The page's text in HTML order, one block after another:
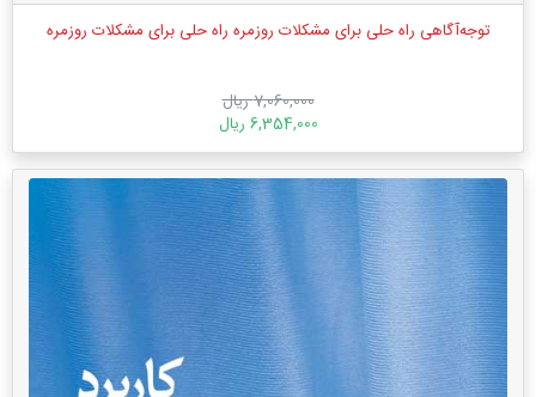
توجه‌آگاهی راه حلی برای مشکلات روزمره راه حلی برای مشکلات روزمره
7,060,000 ریال
6,354,000 ریال